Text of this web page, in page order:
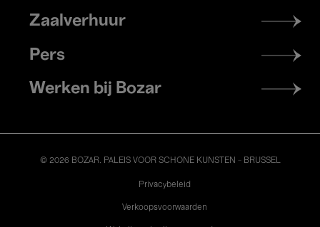
Zaalverhuur
Pers
Werken bij Bozar
© 2026 BOZAR. PALEIS VOOR SCHONE KUNSTEN - BRUSSEL
Privacybeleid
Verkoopsvoorwaarden